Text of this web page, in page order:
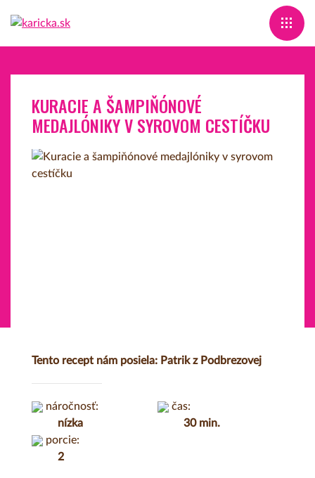
KURACIE A ŠAMPIŇÓNOVÉ
MEDAJLÓNIKY V SYROVOM CESTÍČKU
Tento recept nám posiela: Patrik z Podbrezovej
náročnosť:
nízka
čas:
30 min.
porcie:
2